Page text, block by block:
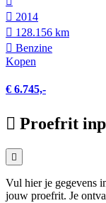
2014
128.156 km
Benzine
Kopen
€ 6.745,-
Proefrit
Vul hier je gegevens
jouw proefrit. Je